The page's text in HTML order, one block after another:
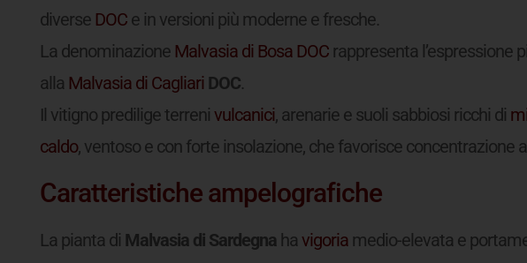
diverse DOCe in versioni più moderne e fresche.
La denominazione Malvasia di Bosa DOCrappresenta l’espressione
alla Malvasia di Cagliari DOC.
Il vitigno predilige terreni vulcanici, arenarie e suoli sabbiosi ricchi di
caldo, ventoso e con forte insolazione, che favorisce concentrazione
Caratteristiche ampelografiche
La pianta di Malvasia di Sardegna ha vigoriamedio-elevata e